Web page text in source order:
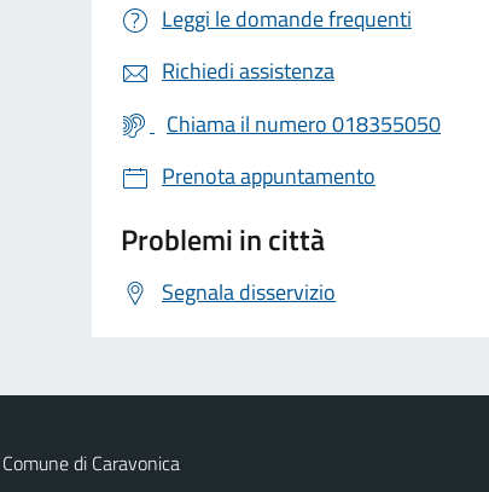
Leggi le domande frequenti
Richiedi assistenza
Chiama il numero 018355050
Prenota appuntamento
Problemi in città
Segnala disservizio
Comune di Caravonica